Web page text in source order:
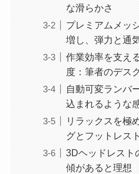
な滑らかさ
プレミアムメッ
増し、弾力と通
作業効率を支え
度：筆者のデス
自動可変ランバ
込まれるような
リラックスを極
グとフットレスト
3Dヘッドレスト
傾があると理想